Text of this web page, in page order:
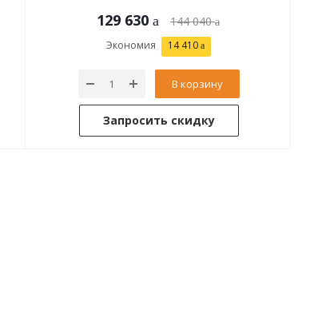
129 630 144 040
Экономия 14 410
В корзину
Запросить скидку